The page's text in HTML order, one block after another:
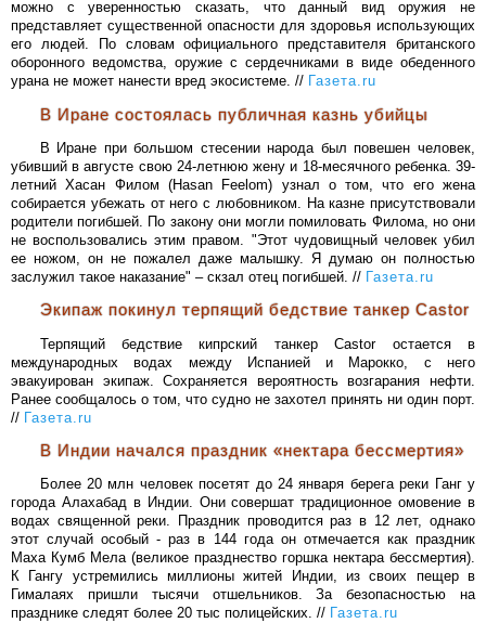
можно с уверенностью сказать, что данный вид оружия не
представляет существенной опасности для здоровья использующих
его людей. По словам официального представителя британского
оборонного ведомства, оружие с сердечниками в виде обеденного
урана не может нанести вред экосистеме. // Газета.ru
В Иране состоялась публичная казнь убийцы
В Иране при большом стесении народа был повешен человек,
убивший в августе свою 24-летнюю жену и 18-месячного ребенка. 39-
летний Хасан Филом (Hasan Feelom) узнал о том, что его жена
собирается убежать от него с любовником. На казне присутствовали
родители погибшей. По закону они могли помиловать Филома, но они
не воспользовались этим правом. "Этот чудовищный человек убил
ее ножом, он не пожалел даже малышку. Я думаю он полностью
заслужил такое наказание" – скзал отец погибшей. // Газета.ru
Экипаж покинул терпящий бедствие танкер Castor
Терпящий бедствие кипрский танкер Castor остается в
международных водах между Испанией и Марокко, с него
эвакуирован экипаж. Сохраняется вероятность возгарания нефти.
Ранее сообщалось о том, что судно не захотел принять ни один порт.
// Газета.ru
В Индии начался праздник «нектара бессмертия»
Более 20 млн человек посетят до 24 января берега реки Ганг у
города Алахабад в Индии. Они совершат традиционное омовение в
водах священной реки. Праздник проводится раз в 12 лет, однако
этот случай особый - раз в 144 года он отмечается как праздник
Маха Кумб Мела (великое празднество горшка нектара бессмертия).
К Гангу устремились миллионы житей Индии, из своих пещер в
Гималаях пришли тысячи отшельников. За безопасностью на
празднике следят более 20 тыс полицейских. // Газета.ru